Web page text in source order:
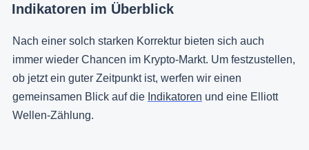
Indikatoren im Überblick
Nach einer solch starken Korrektur bieten sich auch
immer wieder Chancen im Krypto-Markt. Um festzustellen,
ob jetzt ein guter Zeitpunkt ist, werfen wir einen
gemeinsamen Blick auf die Indikatoren und eine Elliott
Wellen-Zählung.